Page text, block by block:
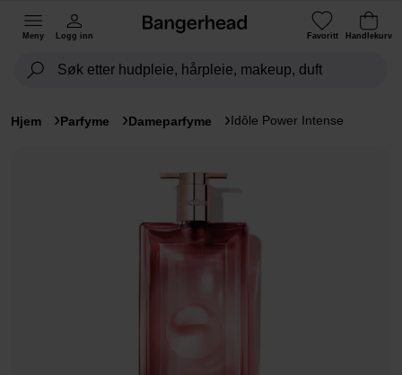
Meny Logg inn Favoritt Handlekurv
Hjem Parfyme Dameparfyme Idôle Power Intense